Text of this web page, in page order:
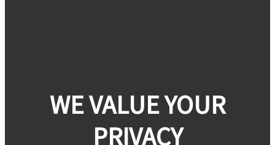
WE VALUE YOUR
PRIVACY